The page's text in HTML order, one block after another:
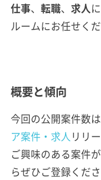
仕事、 転職、 求人
ルームにお任せく
概要と傾向
今回の公開案件数
ア案件・求人 リリ
ご興味のある案件
らぜひご登録くださ